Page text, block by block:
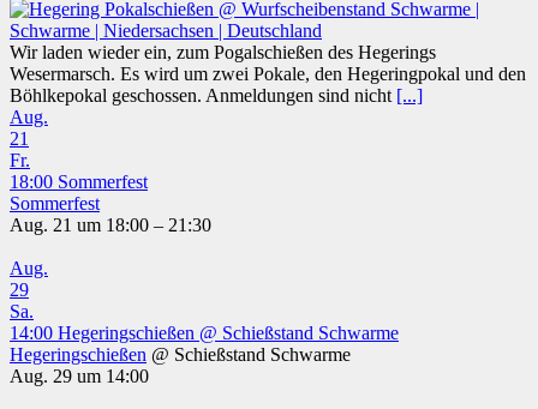
Wir laden wieder ein, zum Pogalschießen des Hegerings
Wesermarsch. Es wird um zwei Pokale, den Hegeringpokal und den
Böhlkepokal geschossen. Anmeldungen sind nicht [...]
Aug.
21
Fr.
18:00 Sommerfest
Sommerfest
Aug. 21 um 18:00 – 21:30
Aug.
29
Sa.
14:00 Hegeringschießen @ Schießstand Schwarme
Hegeringschießen @ Schießstand Schwarme
Aug. 29 um 14:00